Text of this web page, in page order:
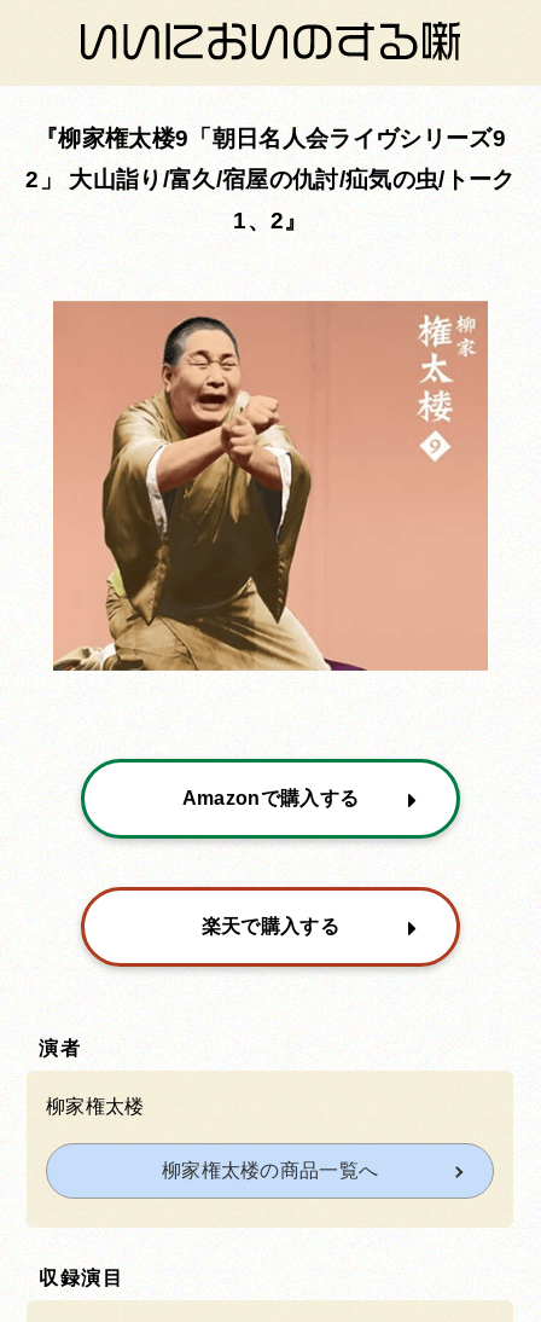
柳家権太楼9「朝日名人会ライヴシリーズ9
2」 大山詣り/富久/宿屋の仇討/疝気の虫/トーク
1、2
Amazonで購入する
楽天で購入する
演者
柳家権太楼
柳家権太楼の商品一覧へ
収録演目